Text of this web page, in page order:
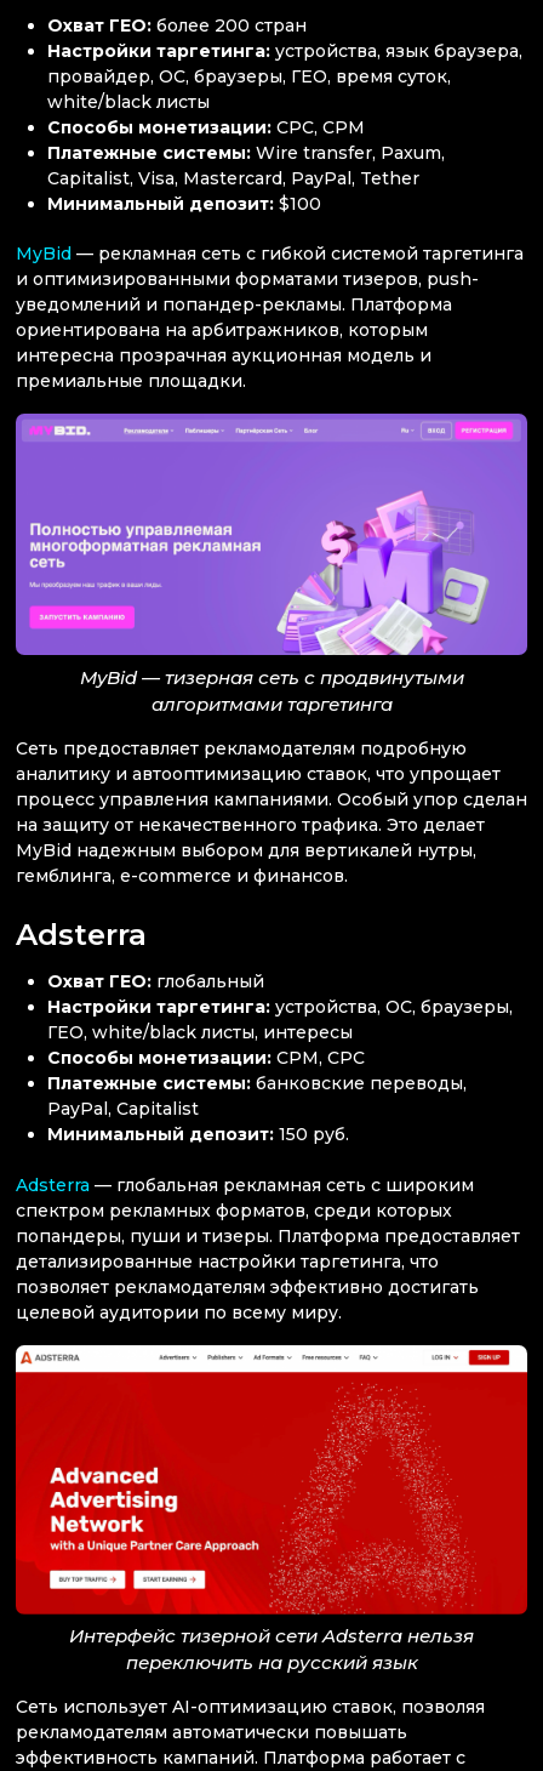
Охват ГЕО:более 200 стран
Настройки таргетинга:устройства, язык браузера,
провайдер, ОС, браузеры, ГЕО, время суток,
white/black листы
Способы монетизации:CPC, CPM
Платежные системы:Wire transfer, Paxum,
Capitalist, Visa, Mastercard, PayPal, Tether
Минимальный депозит:$100
MyBid — рекламная сеть с гибкой системой таргетинга
и оптимизированными форматами тизеров, push-
уведомлений и попандер-рекламы. Платформа
ориентирована на арбитражников, которым
интересна прозрачная аукционная модель и
премиальные площадки.
MyBid — тизерная сеть с продвинутыми
алгоритмами таргетинга
Сеть предоставляет рекламодателям подробную
аналитику и автооптимизацию ставок, что упрощает
процесс управления кампаниями. Особый упор сделан
на защиту от некачественного трафика. Это делает
MyBid надежным выбором для вертикалей нутры,
гемблинга, e-commerce и финансов.
Adsterra
Охват ГЕО: глобальный
Настройки таргетинга:устройства, ОС, браузеры,
ГЕО, white/black листы, интересы
Способы монетизации:CPM, CPC
Платежные системы:банковские переводы,
PayPal, Capitalist
Минимальный депозит:150 руб.
Adsterra — глобальная рекламная сеть с широким
спектром рекламных форматов, среди которых
попандеры, пуши и тизеры. Платформа предоставляет
детализированные настройки таргетинга, что
позволяет рекламодателям эффективно достигать
целевой аудитории по всему миру.
Интерфейс тизерной сети Adsterra нельзя
переключить на русский язык
Сеть использует AI-оптимизацию ставок, позволяя
рекламодателям автоматически повышать
эффективность кампаний. Платформа работает с